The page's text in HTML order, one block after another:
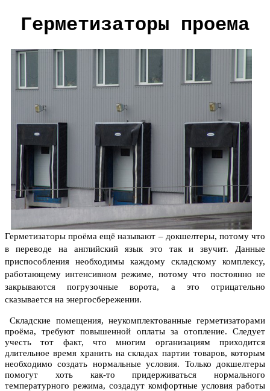
Герметизаторы проема
Герметизаторы проёма ещё называют – докшелтеры, потому что
в переводе на английский язык это так и звучит. Данные
приспособления необходимы каждому складскому комплексу,
работающему интенсивном режиме, потому что постоянно не
закрываются погрузочные ворота, а это отрицательно
сказывается на энергосбережении.
Складские помещения, неукомплектованные герметизаторами
проёма, требуют повышенной оплаты за отопление. Следует
учесть тот факт, что многим организациям приходится
длительное время хранить на складах партии товаров, которым
необходимо создать нормальные условия. Только докшелтеры
помогут хоть как-то придерживаться нормального
температурного режима, создадут комфортные условия работы